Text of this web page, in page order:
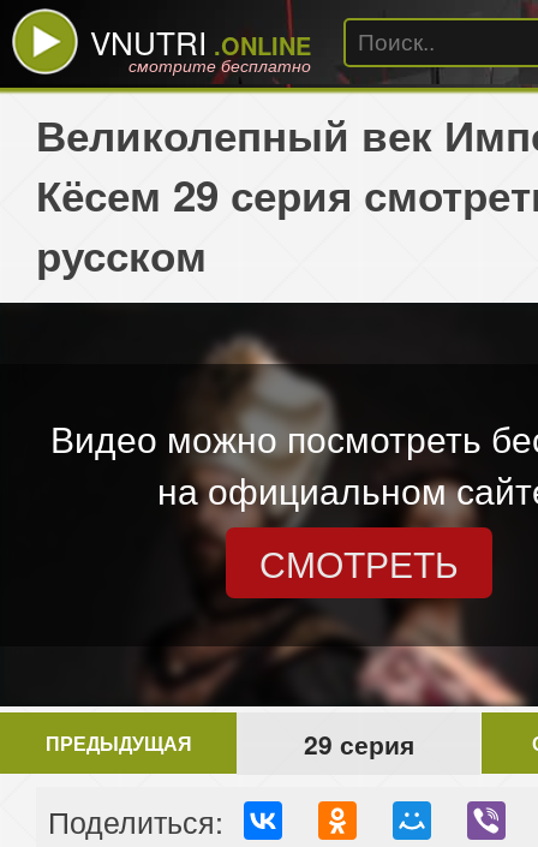
VNUTRI .ONLINE
смотрите бесплатно
Великолепный век
Кёсем 29 серия
русском
Видео можно посмотреть
на официальном
СМОТРЕТЬ
ПРЕДЫДУЩАЯ 29 серия
Поделиться: